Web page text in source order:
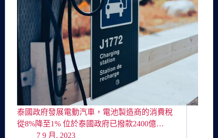
泰國政府發展電動汽車，電池製造商的消費稅
從8%降至1% 位於泰國政府已撥款2400億…
7 9 月, 2023